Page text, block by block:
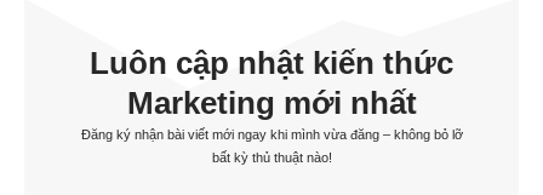
Luôn cập nhật kiến thức
Marketing mới nhất
Đăng ký nhận bài viết mới ngay khi mình vừa đăng – không bỏ lỡ
bất kỳ thủ thuật nào!